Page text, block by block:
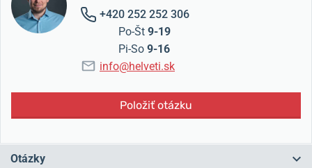
+420 252 252 306
Po-Št 9-19
Pi-So 9-16
info@helveti.sk
Položiť otázku
Otázky